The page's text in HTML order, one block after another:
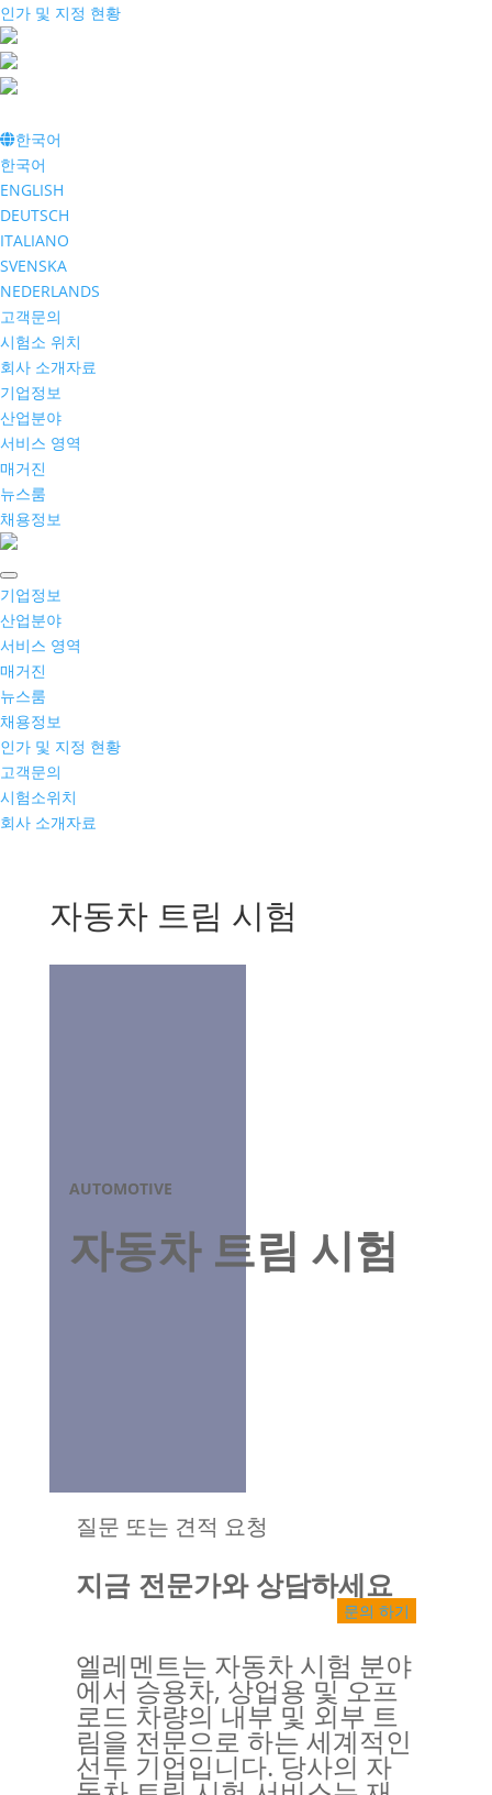
인가 및 지정 현황
한국어
한국어
ENGLISH
DEUTSCH
ITALIANO
SVENSKA
NEDERLANDS
고객문의
시험소 위치
회사 소개자료
기업정보
산업분야
서비스 영역
매거진
뉴스룸
채용정보
기업정보
산업분야
서비스 영역
매거진
뉴스룸
채용정보
인가 및 지정 현황
고객문의
시험소위치
회사 소개자료
자동차 트림 시험
AUTOMOTIVE
자동차 트림 시험
질문 또는 견적 요청
지금 전문가와 상담하세요
문의 하기
엘레멘트는 자동차 시험 분야
에서 승용차, 상업용 및 오프
로드 차량의 내부 및 외부 트
림을 전문으로 하는 세계적인
선두 기업입니다. 당사의 자